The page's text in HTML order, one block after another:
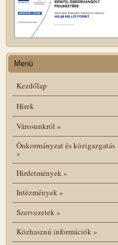
Menü
Kezdőlap
Hírek
Városunkról »
Önkormányzat és közigazgatás
»
Hirdetmények»
Intézmények»
Szervezetek»
Közhasznú információk»